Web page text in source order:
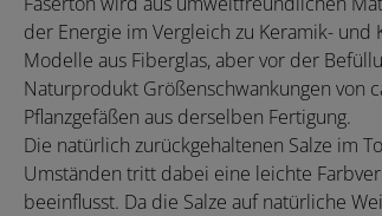
der Energie im Vergleich zu Keramik- und
Modelle aus Fiberglas, aber vor der
Naturprodukt Größenschwankungen von
Pflanzgefäßen aus derselben Fertigung.
Die natürlich zurückgehaltenen Salze im
Umständen tritt dabei eine leichte
beeinflusst. Da die Salze auf natürliche